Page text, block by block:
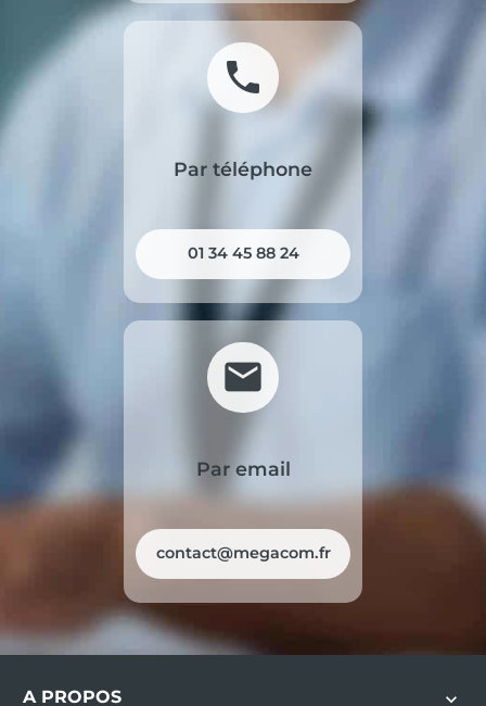
phone
Par téléphone
01 34 45 88 24
mail
Par email
contact@megacom.fr
A PROPOS 